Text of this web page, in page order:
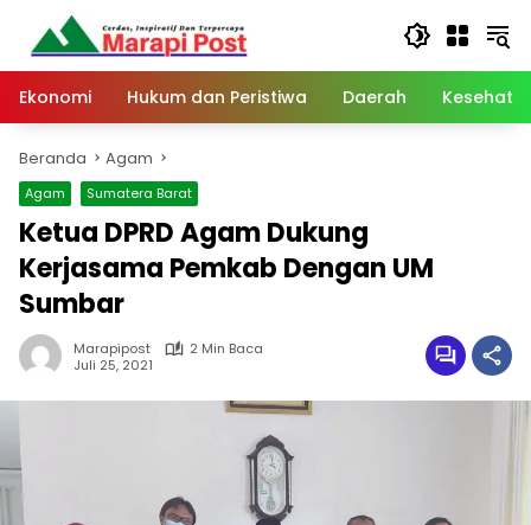
Langsung
konten
Ekonomi
Hukum dan Peristiwa Daerah
Beranda Agam
Agam Sumatera Barat
Ketua DPRD Agam Dukung
Kerjasama Pemkab Dengan UM
Sumbar
Marapipost
2 Min Baca
Juli 25, 2021